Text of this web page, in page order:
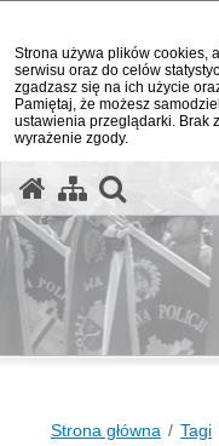
Strona używa plików cookies,
serwisu oraz do celów
zgadzasz się na ich użycie
Pamiętaj, że możesz
ustawienia przeglądarki. Brak
wyrażenie zgody.
Strona główna Tagi